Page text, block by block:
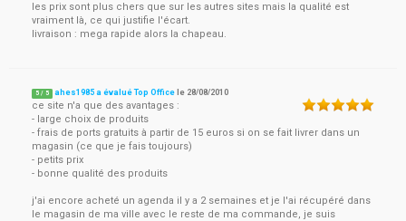
les prix sont plus chers que sur les autres sites mais la qualité est
vraiment là, ce qui justifie l'écart.
livraison : mega rapide alors la chapeau.
5 / 5 ahes1985 a évalué Top Office le 28/08/2010
ce site n'a que des avantages :
- large choix de produits
- frais de ports gratuits à partir de 15 euros si on se fait livrer dans un
magasin (ce que je fais toujours)
- petits prix
- bonne qualité des produits
j'ai encore acheté un agenda il y a 2 semaines et je l'ai récupéré dans
le magasin de ma ville avec le reste de ma commande, je suis